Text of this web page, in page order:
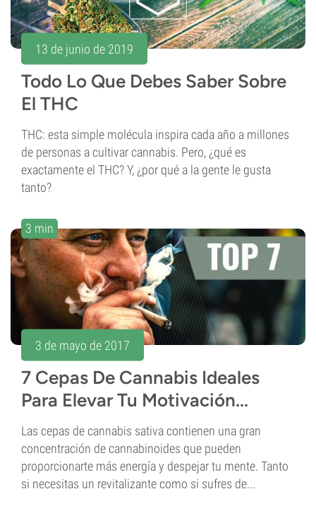
13 de junio de 2019
Todo Lo Que Debes Saber Sobre
El THC
THC: esta simple molécula inspira cada año a millones
de personas a cultivar cannabis. Pero, ¿qué es
exactamente el THC? Y, ¿por qué a la gente le gusta
tanto?
3 min
3 de mayo de 2017
7 Cepas De Cannabis Ideales
Para Elevar Tu Motivación...
Las cepas de cannabis sativa contienen una gran
concentración de cannabinoides que pueden
proporcionarte más energía y despejar tu mente. Tanto
si necesitas un revitalizante como si sufres de...